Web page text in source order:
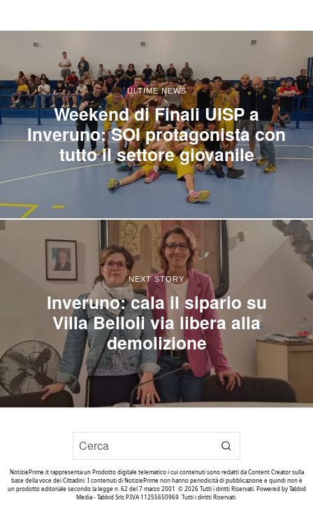
ULTIME NEWS
Weekend di Finali UISP a
Inveruno: SOI protagonista con
tutto il settore giovanile
NEXT STORY
Inveruno: cala il sipario su
Villa Belloli via libera alla
demolizione
NotiziePrime.it rappresenta un Prodotto digitale telematico i cui contenuti sono redatti da Content Creator sulla
base della voce dei Cittadini. I contenuti di NotiziePrime non hanno periodicità di pubblicazione e quindi non è
un prodotto editoriale secondo la legge n. 62 del 7 marzo 2001. ©2026Tutti i diritti Riservati. Powered byTabbid
Media - Tabbid Srls P.IVA 11255650969. Tutti i diritti Riservati